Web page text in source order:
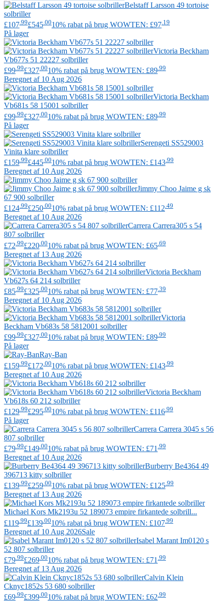
BelstaffLarsson 49 tortoise
solbriller
£107 .99£545 .0010% rabat på brug WOWTEN: £97 .19
På lager
Victoria Beckham
Vb677s 51 22227 solbriller
£99 .99£327 .0010% rabat på brug WOWTEN: £89 .99
Beregnet af 10 Aug 2026
Victoria Beckham
Vb681s 58 15001 solbriller
£99 .99£327 .0010% rabat på brug WOWTEN: £89 .99
På lager
Serengeti SS529003
Vinita klare solbriller
£159 .99£445 .0010% rabat på brug WOWTEN: £143 .99
Beregnet af 10 Aug 2026
Jimmy Choo Jaime g sk
67 900 solbriller
£124 .99£250 .0010% rabat på brug WOWTEN: £112 .49
Beregnet af 10 Aug 2026
Carrera Carrera305 s 54
807 solbriller
£72 .99£220 .0010% rabat på brug WOWTEN: £65 .69
Beregnet af 13 Aug 2026
Victoria Beckham
Vb627s 64 214 solbriller
£85 .99£325 .0010% rabat på brug WOWTEN: £77 .39
Beregnet af 10 Aug 2026
Victoria
Beckham Vb683s 58 5812001 solbriller
£99 .99£327 .0010% rabat på brug WOWTEN: £89 .99
På lager
Ray-Ban
£159 .99£172 .0010% rabat på brug WOWTEN: £143 .99
Beregnet af 10 Aug 2026
Victoria Beckham
Vb618s 60 212 solbriller
£129 .99£295 .0010% rabat på brug WOWTEN: £116 .99
På lager
Carrera Carrera 3045 s 56
807 solbriller
£79 .99£149 .0010% rabat på brug WOWTEN: £71 .99
Beregnet af 10 Aug 2026
Burberry Be4364 49
396713 kitty solbriller
£139.99£259.0010% rabat på brug WOWTEN: £125.99
Beregnet af 13 Aug 2026
Michael Kors Mk2193u 52 189073 empire firkantede solbrill...
£119 .99£139 .0010% rabat på brug WOWTEN: £107 .99
Beregnet af 10 Aug 2026Sale
Isabel Marant Im0120 s
52 807 solbriller
£79 .99£269 .0010% rabat på brug WOWTEN: £71 .99
Beregnet af 13 Aug 2026
Calvin Klein
Cknyc1852s 53 680 solbriller
£69.99£399.0010% rabat på brug WOWTEN: £62.99